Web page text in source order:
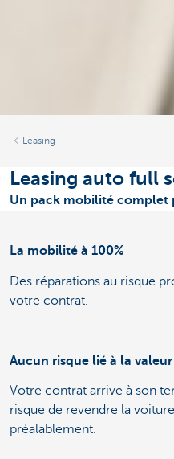
Leasing
Leasing auto full
Un pack mobilité complet
La mobilité à 100%
Des réparations au risque
votre contrat.
Aucun risque lié à la
Votre contrat arrive à son
risque de revendre la
préalablement.